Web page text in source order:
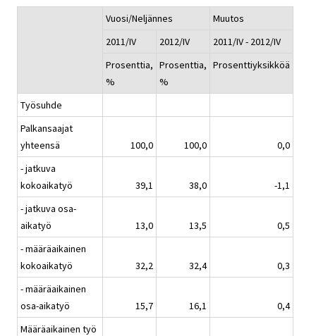
Vuosi/Neljännes
Muutos
2011/IV
2012/IV
2011/IV - 2012/IV
Prosenttia,
%
Prosenttia,
%
Prosenttiyksikköä
Työsuhde
Palkansaajat
yhteensä
100,0 100,0
0,0
- jatkuva
kokoaikatyö
39,1 38,0
-1,1
- jatkuva osa-
aikatyö
13,0 13,5
0,5
- määräaikainen
kokoaikatyö
32,2 32,4
0,3
- määräaikainen
osa-aikatyö
15,7 16,1
0,4
Määräaikainen työ